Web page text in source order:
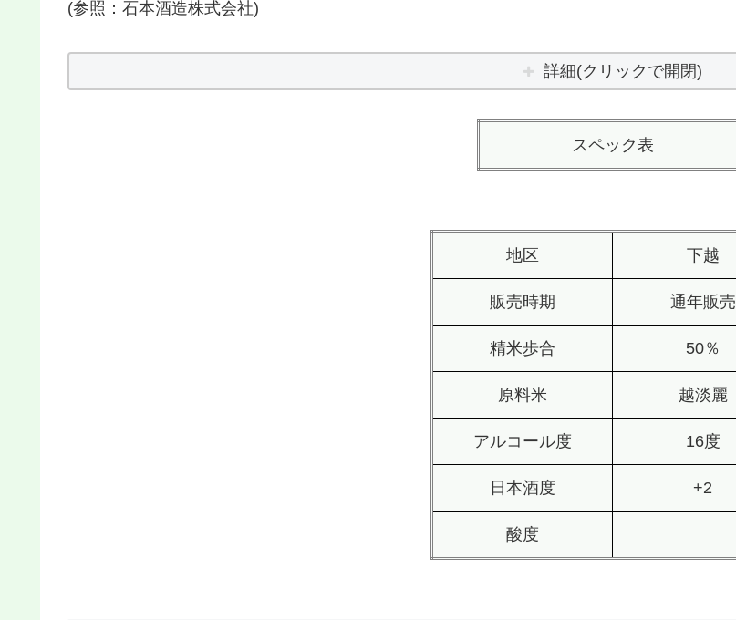
(参照：石本酒造株式会社)
詳細(クリックで開閉)
スペック表
地区 下越
販売時期 通年販売
精米歩合 50％
原料米 越淡麗
アルコール度 16度
日本酒度 +2
酸度